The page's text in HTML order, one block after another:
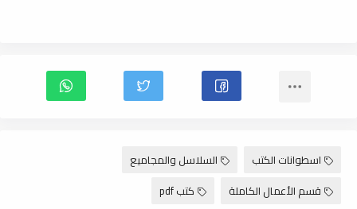
اسطوانات الكتب
السلاسل والمجاميع
قسم الأعمال الكاملة
كتب pdf